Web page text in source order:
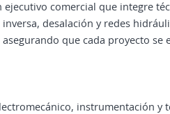
comercial que integre
desalación y redes
que cada proyecto se
instrumentación y